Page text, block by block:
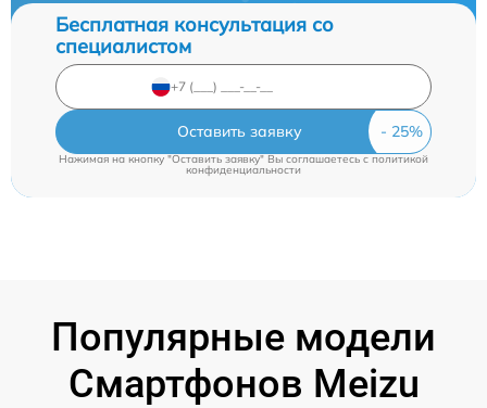
Бесплатная консультация со
специалистом
Оставить заявку
Нажимая на кнопку "Оставить заявку" Вы соглашаетесь cполитикой
конфиденциальности
Популярные модели
Смартфонов Meizu